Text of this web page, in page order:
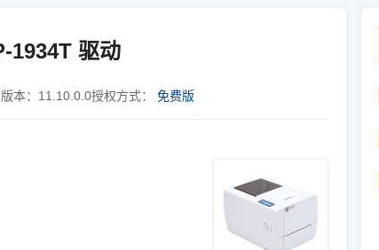
1934T 驱动
版本： 11.10.0.0授权方式： 免费版